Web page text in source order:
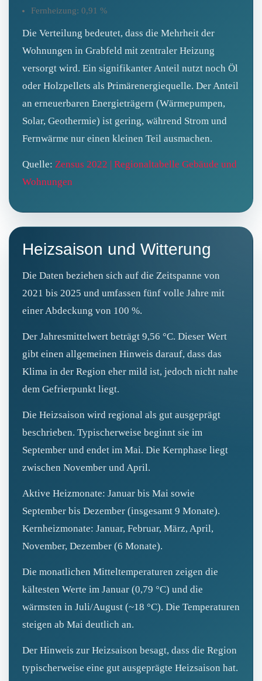
Fernheizung: 0,91 %
Die Verteilung bedeutet, dass die Mehrheit der
Wohnungen in Grabfeld mit zentraler Heizung
versorgt wird. Ein signifikanter Anteil nutzt noch Öl
oder Holzpellets als Primärenergiequelle. Der Anteil
an erneuerbaren Energieträgern (Wärmepumpen,
Solar, Geothermie) ist gering, während Strom und
Fernwärme nur einen kleinen Teil ausmachen.
Quelle: Zensus 2022 | Regionaltabelle Gebäude und
Wohnungen
Heizsaison und Witterung
Die Daten beziehen sich auf die Zeitspanne von
2021 bis 2025 und umfassen fünf volle Jahre mit
einer Abdeckung von 100 %.
Der Jahresmittelwert beträgt 9,56 °C. Dieser Wert
gibt einen allgemeinen Hinweis darauf, dass das
Klima in der Region eher mild ist, jedoch nicht nahe
dem Gefrierpunkt liegt.
Die Heizsaison wird regional als gut ausgeprägt
beschrieben. Typischerweise beginnt sie im
September und endet im Mai. Die Kernphase liegt
zwischen November und April.
Aktive Heizmonate: Januar bis Mai sowie
September bis Dezember (insgesamt 9 Monate).
Kernheizmonate: Januar, Februar, März, April,
November, Dezember (6 Monate).
Die monatlichen Mitteltemperaturen zeigen die
kältesten Werte im Januar (0,79 °C) und die
wärmsten in Juli/August (~18 °C). Die Temperaturen
steigen ab Mai deutlich an.
Der Hinweis zur Heizsaison besagt, dass die Region
typischerweise eine gut ausgeprägte Heizsaison hat.